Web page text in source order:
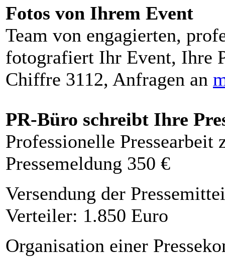
Fotos von Ihrem Event
Team von engagierten,
fotografiert Ihr Event, Ihre
Chiffre 3112, Anfragen an
PR-Büro schreibt Ihre
Professionelle Pressearbeit
Pressemeldung 350 €
Versendung der
Verteiler: 1.850 Euro
Organisation einer